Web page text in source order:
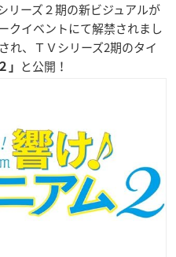
リーズ２期の新ビジュアルが
クイベントにて解禁されまし
れ、ＴＶシリーズ2期のタイ
」 と公開！